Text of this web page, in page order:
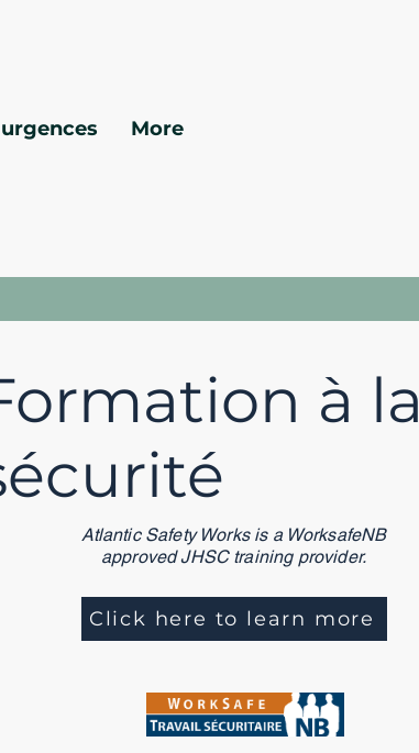
More
à la
Atlantic Safety Works is a WorksafeNB
approved JHSC training provider.
Click here to learn more